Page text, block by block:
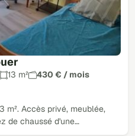
13 m²
430 € / mois
m². Accès privé, meublée,
de chaussé d'une…